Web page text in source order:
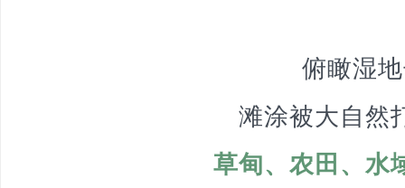
俯瞰湿
滩涂被大自然
草甸、农田、水